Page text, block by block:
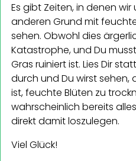
Es gibt Zeiten, in denen
anderen Grund mit
sehen. Obwohl dies
Katastrophe, und Du
Gras ruiniert ist. Lies Dir
durch und Du wirst sehen,
ist, feuchte Blüten zu
wahrscheinlich bereits
direkt damit loszulegen.
Viel Glück!